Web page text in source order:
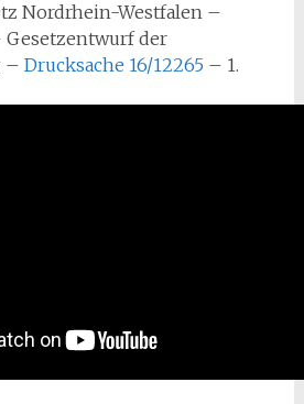
Nordrhein-Westfalen –
Gesetzentwurf der
– Drucksache 16/12265– 1.